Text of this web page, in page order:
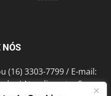
NÓS
(16) 3303-7799 / E-mail:
/ Atendimento: Seg a